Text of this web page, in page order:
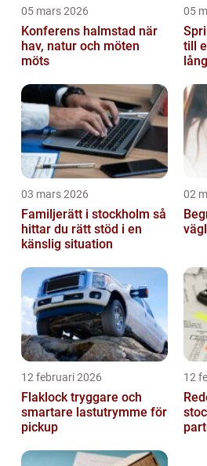
05 mars 2026
Konferens halmstad när
hav, natur och möten
möts
05
till
03 mars 2026
Familjerätt i stockholm så
hittar du rätt stöd i en
känslig situation
02
12 februari 2026
Flaklock tryggare och
smartare lastutrymme för
pickup
12